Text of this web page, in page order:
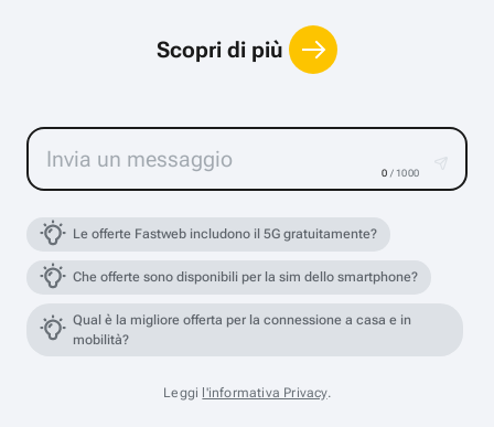
Scopri di più
0 / 1000
Le offerte Fastweb includono il 5G gratuitamente?
Che offerte sono disponibili per la sim dello smartphone?
Qual è la migliore offerta per la connessione a casa e in
mobilità?
Leggi l'informativa Privacy.